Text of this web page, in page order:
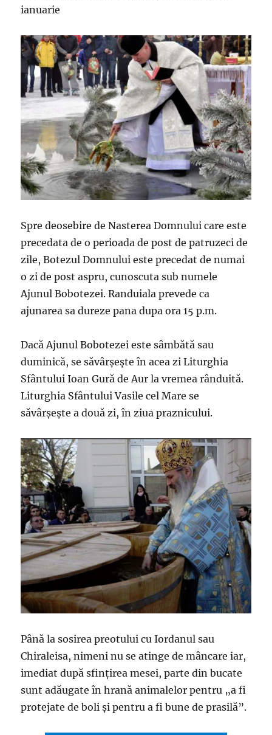
ianuarie
Spre deosebire de Nasterea Domnului care este
precedata de o perioada de post de patruzeci de
zile, Botezul Domnului este precedat de numai
o zi de post aspru, cunoscuta sub numele
Ajunul Bobotezei. Randuiala prevede ca
ajunarea sa dureze pana dupa ora 15 p.m.
Dacă Ajunul Bobotezei este sâmbătă sau
duminică, se săvârșește în acea zi Liturghia
Sfântului Ioan Gură de Aur la vremea rânduită.
Liturghia Sfântului Vasile cel Mare se
săvârșește a două zi, în ziua praznicului.
Până la sosirea preotului cu Iordanul sau
Chiraleisa, nimeni nu se atinge de mâncare iar,
imediat după sfinţirea mesei, parte din bucate
sunt adăugate în hrană animalelor pentru „a fi
protejate de boli şi pentru a fi bune de prasilă”.